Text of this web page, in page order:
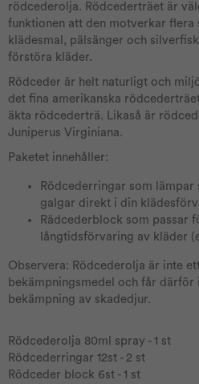
rödcederolja. Rödcederträet är
funktionen att den motverkar flera
klädesmal, pälsänger och
förstöra kläder.
Rödceder är helt naturligt och
det fina amerikanska
äkta rödcederträ. Likaså är
Juniperus Virginiana.
Paketet innehåller:
Rödcederringar som
galgar direkt i din
Rädcederblock som passar
långtidsförvaring av kläder
Observera: Rödcederolja är inte
bekämpningsmedel och får därför
bekämpning av skadedjur.
Rödcederolja 80ml spray - 1 st
Rödcederringar 12st - 2 st
Rödceder block 6st - 1 st